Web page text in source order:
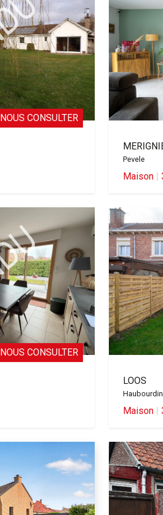
NOUS CONSULTER
Pevele
Maison |
NOUS CONSULTER
LOOS
Haubourdin
Maison |